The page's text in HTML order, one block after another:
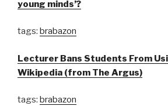
young minds’?
tags: brabazon
Lecturer Bans Students From
Wikipedia (from The Argus)
tags: brabazon